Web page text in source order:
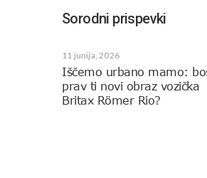
Sorodni prispevki
11 junija, 2026
Iščemo urbano mamo:
prav ti novi obraz vozička
Britax Römer Rio?